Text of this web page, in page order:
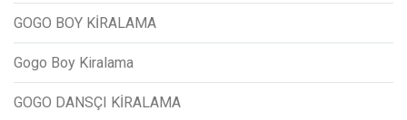
GOGO BOY KİRALAMA
Gogo Boy Kiralama
GOGO DANSÇI KİRALAMA